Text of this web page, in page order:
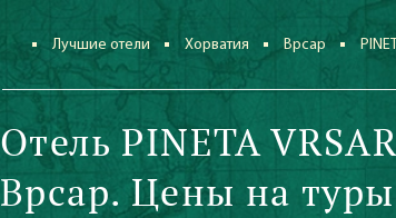
Лучшие отели Хорватия Врсар
Отель PINETA
Врсар. Цены на